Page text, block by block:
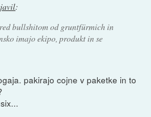
:
bullshitom od gruntfürmich in
imajo ekipo, produkt in se
pakirajo cojne v paketke in to